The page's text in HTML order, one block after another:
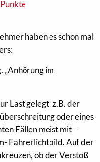
Punkte
haben es schon mal
„Anhörung im
Last gelegt; z.B. der
oder eines
Fällen meist mit -
Fahrerlichtbild. Auf der
ob der Verstoß